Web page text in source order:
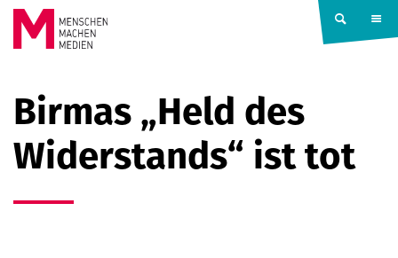
Springe zum Inhalt
MACHEN
MEDIEN
Birmas „Held des
Widerstands“ ist tot